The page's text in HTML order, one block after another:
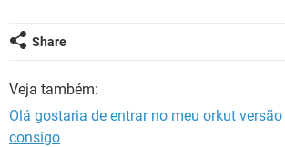
Share
Veja também:
Olá gostaria de entrar no meu orkut
consigo